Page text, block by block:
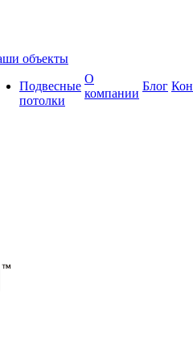
объекты
Подвесные
потолки
О
компании
Блог